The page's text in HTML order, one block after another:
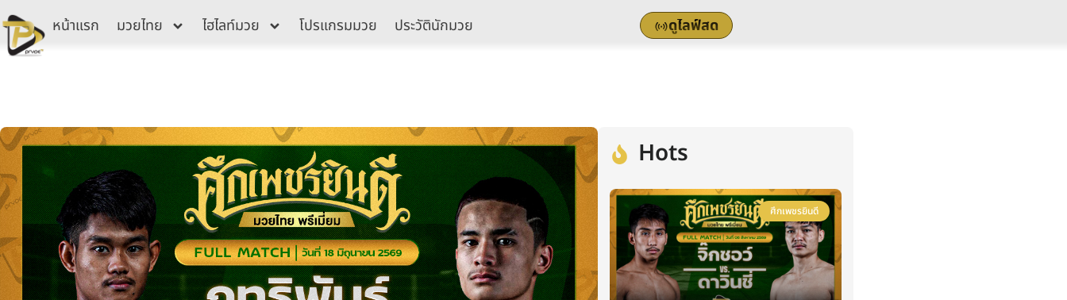
Skip
to
content
หน้าแรก มวยไทย ไฮไลท์มวย โปรแกรมมวย ประวัตินักมวย ดูไลฟ์สด
Hots
ศึกเพชรยินดี